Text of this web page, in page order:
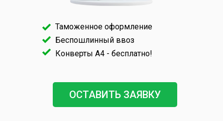
Таможенное оформление
Беспошлинный ввоз
Конверты А4 - бесплатно!
ОСТАВИТЬ ЗАЯВКУ